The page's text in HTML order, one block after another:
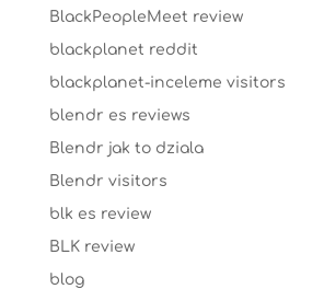
BlackPeopleMeet review
blackplanet reddit
blackplanet-inceleme visitors
blendr es reviews
Blendr jak to dziala
Blendr visitors
blk es review
BLK review
blog